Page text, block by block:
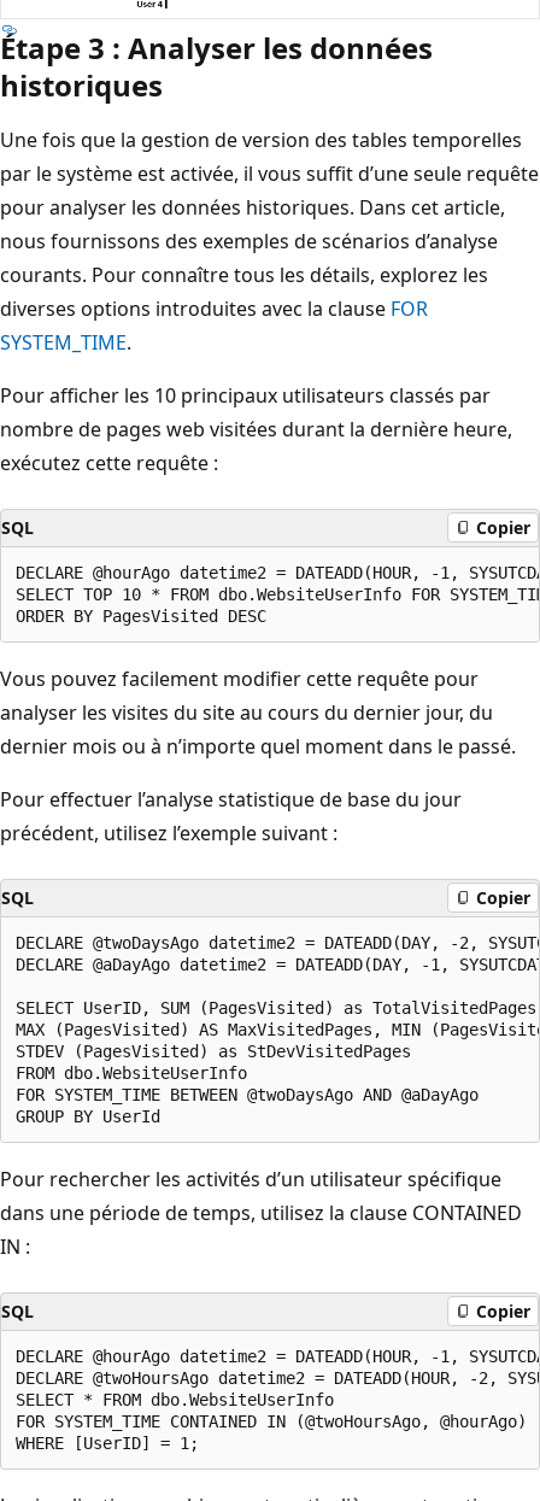
Étape 3 : Analyser les données
historiques
Une fois que la gestion de version des tables temporelles
par le système est activée, il vous suffit d’une seule requête
pour analyser les données historiques. Dans cet article,
nous fournissons des exemples de scénarios d’analyse
courants. Pour connaître tous les détails, explorez les
diverses options introduites avec la clause FOR
SYSTEM_TIME.
Pour afficher les 10 principaux utilisateurs classés par
nombre de pages web visitées durant la dernière heure,
exécutez cette requête :
SQL Copier
DECLARE @hourAgo datetime2 = DATEADD(HOUR, -1,
SELECT TOP 10 * FROM dbo.WebsiteUserInfo FOR
Vous pouvez facilement modifier cette requête pour
analyser les visites du site au cours du dernier jour, du
dernier mois ou à n’importe quel moment dans le passé.
Pour effectuer l’analyse statistique de base du jour
précédent, utilisez l’exemple suivant :
SQL Copier
DECLARE @twoDaysAgo datetime2 = DATEADD(DAY, -2,
DECLARE @aDayAgo datetime2 = DATEADD(DAY, -1,
SELECT UserID, SUM (PagesVisited) as
MAX (PagesVisited) AS MaxVisitedPages, MIN
STDEV (PagesVisited) as StDevVisitedPages
FROM dbo.WebsiteUserInfo
FOR SYSTEM_TIME BETWEEN @twoDaysAgo AND @aDayAgo
Pour rechercher les activités d’un utilisateur spécifique
dans une période de temps, utilisez la clause CONTAINED
IN :
SQL Copier
DECLARE @hourAgo datetime2 = DATEADD(HOUR, -1,
DECLARE @twoHoursAgo datetime2 = DATEADD(HOUR, -2,
SELECT * FROM dbo.WebsiteUserInfo
FOR SYSTEM_TIME CONTAINED IN (@twoHoursAgo, @hourAgo)